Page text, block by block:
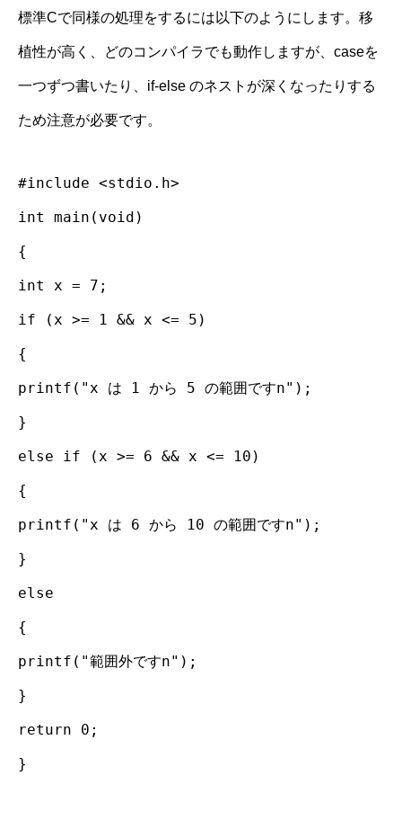
標準Cで同様の処理をするには以下のようにします。移
植性が高く、どのコンパイラでも動作しますが、caseを
一つずつ書いたり、if-else のネストが深くなったりする
ため注意が必要です。
#include <stdio.h>
int main(void)
{
int x = 7;
if (x >= 1 && x <= 5)
{
printf("x は 1 から 5 の範囲ですn");
}
else if (x >= 6 && x <= 10)
{
printf("x は 6 から 10 の範囲ですn");
}
else
{
printf("範囲外ですn");
}
return 0;
}